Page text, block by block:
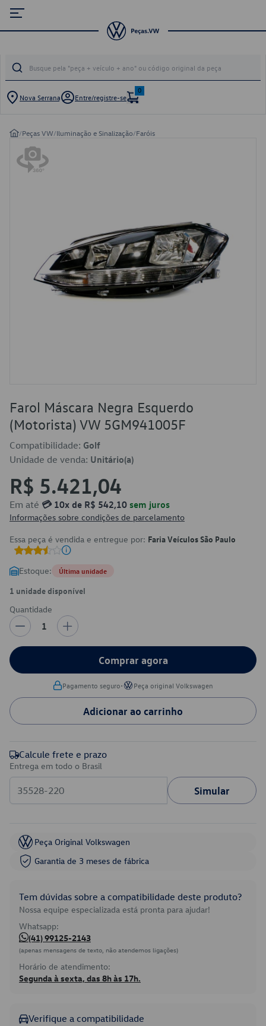
Nova Serrana Entre/registre-se
0
/Peças VW/Iluminação e Sinalização/Faróis
Farol Máscara Negra Esquerdo
(Motorista) VW 5GM941005F
Compatibilidade: Golf
Unidade de venda: Unitário(a)
R$ 5.421,04
Em até 💳 10x de R$ 542,10 sem juros
Informações sobre condições de parcelamento
Essa peça é vendida e entregue por: Faria Veículos São Paulo
Estoque: Última unidade
1 unidade disponível
Quantidade
1
Comprar agora
Pagamento seguro• Peça original Volkswagen
Adicionar ao carrinho
Calcule frete e prazo
Entrega em todo o Brasil
Simular
Peça Original Volkswagen
Garantia de 3 meses de fábrica
Tem dúvidas sobre a compatibilidade deste produto?
Nossa equipe especializada está pronta para ajudar!
Whatsapp:
(41) 99125-2143
(apenas mensagens de texto, não atendemos ligações)
Horário de atendimento:
Segunda à sexta, das 8h às 17h.
Verifique a compatibilidade